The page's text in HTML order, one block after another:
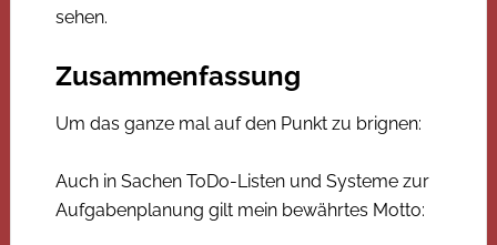
sehen.
Zusammenfassung
Um das ganze mal auf den Punkt zu brignen:
Auch in Sachen ToDo-Listen und Systeme zur
Aufgabenplanung gilt mein bewährtes Motto: